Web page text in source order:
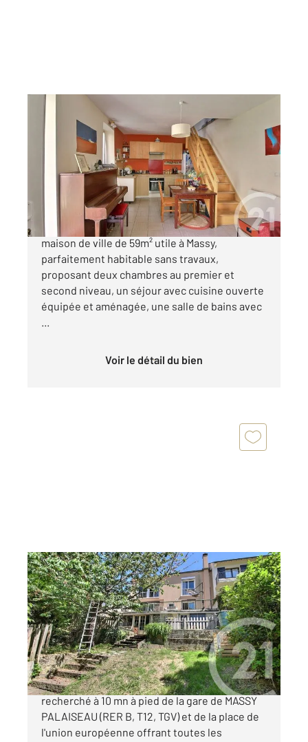
MASSY 91
59,41 m
2, 3 pièces
Ref : 9064
Maison à vendre
255 000 €
CENTRE VILLE au cœur du vieux MASSY,
maison de ville de 59m² utile à Massy,
parfaitement habitable sans travaux,
proposant deux chambres au premier et
second niveau, un séjour avec cuisine ouverte
équipée et aménagée, une salle de bains avec
...
Voir le détail du bien
MASSY 91
161,90 m2, 8 pièces
Ref : 8830
Maison à vendre
469 000 €
LES GRAVIERS dans un secteur pavillonnaire
recherché à 10 mn à pied de la gare de MASSY
PALAISEAU (RER B, T12, TGV) et de la place de
l'union européenne offrant toutes les